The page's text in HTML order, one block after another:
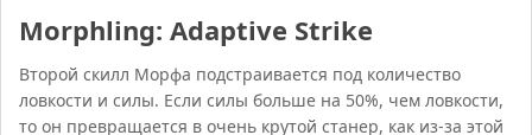
Morphling: Adaptive Strike
Второй скилл Морфа подстраивается под количество
ловкости и силы. Если силы больше на 50%, чем ловкости,
то он превращается в очень крутой станер, как из-за этой